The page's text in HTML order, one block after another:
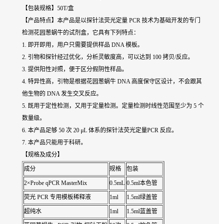
【包装规格】50T/盒
【产品特点】本产品是以探针法荧光定量 PCR 技术为基础开发的专门
检测花园葱蜗牛的试剂盒，它具有下列特点：
1. 即开即用，用户只需要提供样品 DNA 模板。
2. 引物和探针经过优化，分析灵敏度高，可以达到 100 拷贝/反应。
3. 提供阳性对照，便于区分假阴性样品。
4. 特异性高，引物是根据花园葱蜗牛 DNA 高度保守区设计，不会跟其
他生物的 DNA 发生交叉反应。
5. 既用于定性检测，又用于定量检测。定量检测时线性范围至少为 5 个
数量级。
6. 本产品足够 50 次 20 μL 体系的探针法荧光定量PCR 反应。
7. 本产品只能用于科研。
【规格及成分】
成分 规格 包装
2×Probe qPCR MasterMix 0.5mL 0.5ml本色管
荧光 PCR 专用模板稀释液 1ml 1.5ml绿盖管
超纯水 1ml 1.5ml蓝盖管